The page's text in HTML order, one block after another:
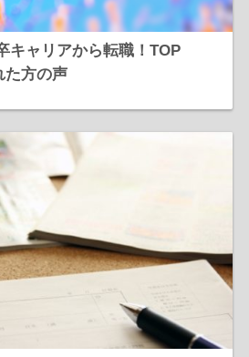
キャリアから転職！TOP
た方の声